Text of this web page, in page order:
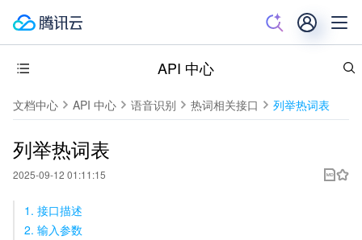
API 中心
文档中心 API 中心 语音识别 热词相关接口 列举热词表
列举热词表
2025-09-12 01:11:15
1. 接口描述
2. 输入参数